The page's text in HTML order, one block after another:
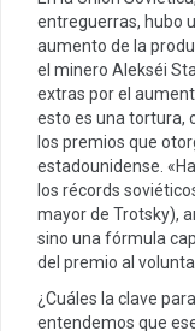
entreguerras, hubo
aumento de la
el minero Alekséi
extras por el
esto es una tortura,
los premios que
estadounidense.
los récords
mayor de Trotsky),
sino una fórmula
del premio al
¿Cuáles la clave
entendemos que